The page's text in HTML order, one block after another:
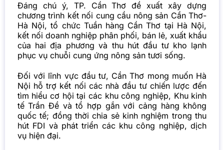
Đáng chú ý, TP. Cần Thơ đề xuất xây dựng
chương trình kết nối cung cầu nông sản Cần Thơ-
Hà Nội, tổ chức Tuần hàng Cần Thơ tại Hà Nội,
kết nối doanh nghiệp phân phối, bán lẻ, xuất khẩu
của hai địa phương và thu hút đầu tư kho lạnh
phục vụ chuỗi cung ứng nông sản tươi sống.
Đối với lĩnh vực đầu tư, Cần Thơ mong muốn Hà
Nội hỗ trợ kết nối các nhà đầu tư chiến lược đến
tìm hiểu cơ hội tại các khu công nghiệp, Khu kinh
tế Trần Đề và tổ hợp gắn với cảng hàng không
quốc tế; đồng thời chia sẻ kinh nghiệm trong thu
hút FDI và phát triển các khu công nghiệp, dịch
vụ hiện đại.